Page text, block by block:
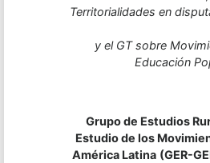
Territorialidades en
y el GT sobre
Educación
Grupo de Estudios
Estudio de los
América Latina (GER-